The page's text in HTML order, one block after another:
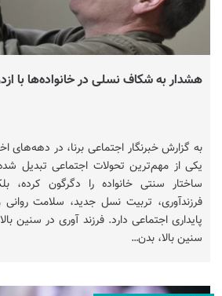
هشدار به شکاف نسلی در خانواده‌ها با
به گزارش خبرنگار اجتماعی برنا، در دهه‌های
یکی از مهم‌ترین تحولات اجتماعی تبدیل
ساختار سنتی خانواده را دگرگون کرده،
فرزندآوری، تربیت نسل جدید، سلامت
پایداری اجتماعی دارد. فرزند آوری در سنین
سنین بالا، بدن…